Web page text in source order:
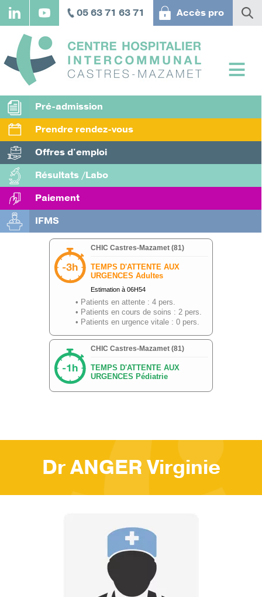
Aller
principal
05 63 71 63 71 Accès pro
Pré-admission
Prendre rendez-vous
Offres d'emploi
Résultats /Labo
Paiement
IFMS
Dr ANGER Virginie